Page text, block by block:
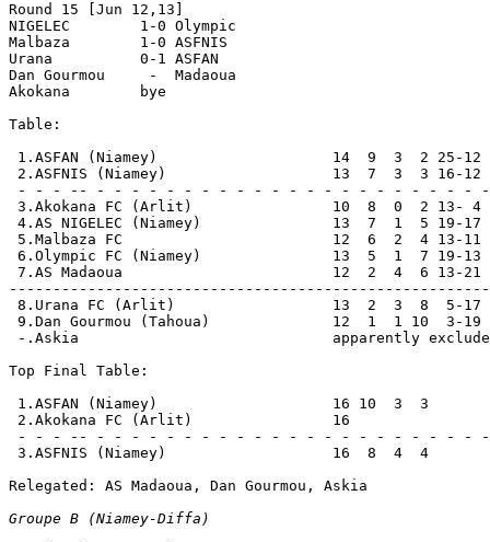
Round 15 [Jun 12,13]
NIGELEC        1-0 Olympic
Malbaza        1-0 ASFNIS
Urana          0-1 ASFAN
Dan Gourmou     -  Madaoua
Akokana        bye
Table:
1.ASFAN (Niamey)                    14  9  3  2 25-12
2.ASFNIS (Niamey)                   13  7  3  3 16-12
- - - -- - - - - - - - - - - - - - - - - - - - - - -
3.Akokana FC (Arlit)                10  8  0  2 13- 4
4.AS NIGELEC (Niamey)               13  7  1  5 19-17
5.Malbaza FC                        12  6  2  4 13-11
6.Olympic FC (Niamey)               13  5  1  7 19-13
7.AS Madaoua                        12  2  4  6 13-21
8.Urana FC (Arlit)                  13  2  3  8  5-17
9.Dan Gourmou (Tahoua)              12  1  1 10  3-19
-.Askia                             apparently
Top Final Table:
1.ASFAN (Niamey)                    16 10  3  3
2.Akokana FC (Arlit)                16
- - - -- - - - - - - - - - - - - - - - - - - - - - -
3.ASFNIS (Niamey)                   16  8  4  4
Relegated: AS Madaoua, Dan Gourmou, Askia
Groupe B (Niamey-Diffa)